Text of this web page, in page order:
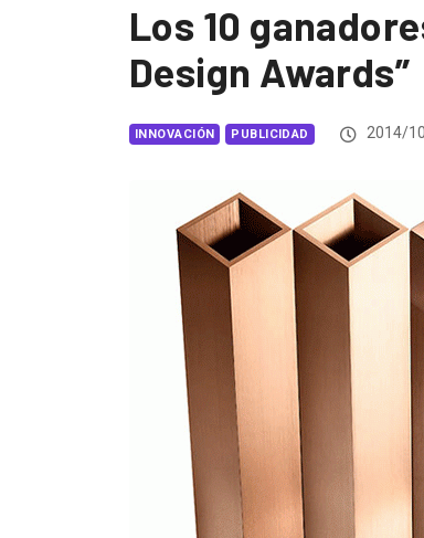
Los 10
Design Awards”
INNOVACIÓN PUBLICIDAD 2014/